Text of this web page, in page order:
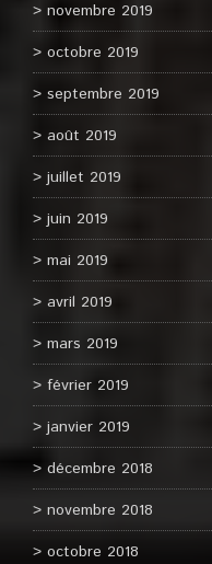
novembre 2019
octobre 2019
septembre 2019
août 2019
juillet 2019
juin 2019
mai 2019
avril 2019
mars 2019
février 2019
janvier 2019
décembre 2018
novembre 2018
octobre 2018